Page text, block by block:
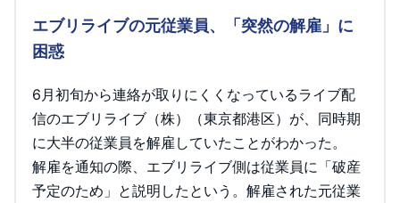
エブリライブの元従業員、「突然の解雇」に
困惑
6月初旬から連絡が取りにくくなっているライブ配
信のエブリライブ（株）（東京都港区）が、同時期
に大半の従業員を解雇していたことがわかった。
解雇を通知の際、エブリライブ側は従業員に「破産
予定のため」と説明したという。解雇された元従業